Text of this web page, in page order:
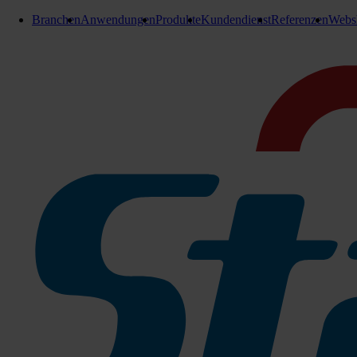
BranchenAnwendungenProdukteKundendienstReferenzen
Duftspender, Duftdosen
: Duftmischung aus Mandarine und Bergamotte mit
: Duftnoten von Sandelholz, Rosen, Wassermelone und
: Süße Erdbeeren, mit einer Mischung aus Jasmin,
Lemon Fresh:
intensiver Duft reifer Zitronenschalen
Green Apple:
köstlich-fruchtiger Apfelduft
Island Mango
: Reife, tropische Früchte,
Classic Cherry:
fruchtiger Duft nach reifen, roten Kirschen
Clementine: Duft von saftigen Orangen und süßer Clementinen
Floral Bouquet:
Wie ein Strauß frischer Blumen
Fresh Linen:
Duft nach frisch gewaschener Wäsche
Wild Orchid:
Ein holzig, würziger Duft mit Zitrus-Nuancen,
Adrenalin:maskuliner und sportlicher Duft
Zu den Produktinfos